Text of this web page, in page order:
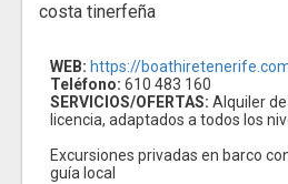
costa tinerfeña
WEB: https://
Teléfono: 610 483 160
SERVICIOS/OFERTAS: Alquiler
licencia, adaptados a todos los
Excursiones privadas en barco
guía local